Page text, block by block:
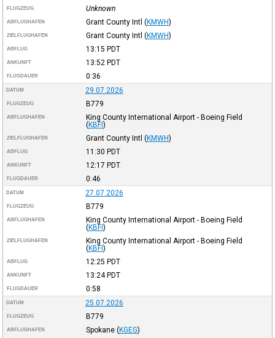
FLUGZEUG Unknown
ABFLUGHAFEN Grant County Intl (KMWH)
ZIELFLUGHAFEN Grant County Intl (KMWH)
ABFLUG 13:15 PDT
ANKUNFT 13:52 PDT
FLUGDAUER 0:36
DATUM 29.07.2026
FLUGZEUG B779
ABFLUGHAFEN
King County International Airport - Boeing Field
(KBFI)
ZIELFLUGHAFEN Grant County Intl (KMWH)
ABFLUG 11:30 PDT
ANKUNFT 12:17 PDT
FLUGDAUER 0:46
DATUM 27.07.2026
FLUGZEUG B779
ABFLUGHAFEN
King County International Airport - Boeing Field
(KBFI)
ZIELFLUGHAFEN
King County International Airport - Boeing Field
(KBFI)
ABFLUG 12:25 PDT
ANKUNFT 13:24PDT
FLUGDAUER 0:58
DATUM 25.07.2026
FLUGZEUG B779
ABFLUGHAFEN Spokane (KGEG)